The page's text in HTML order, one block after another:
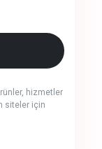
hizmetler
siteler için